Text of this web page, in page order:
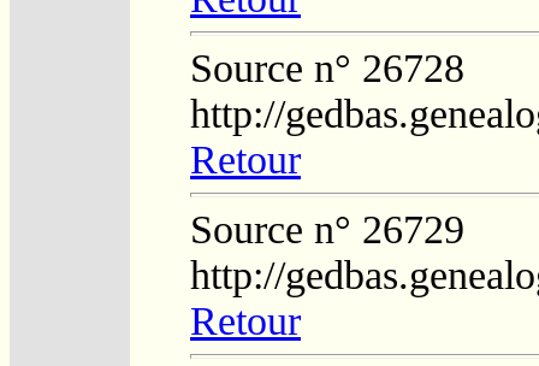
Source n° 26728
http://
Retour
Source n° 26729
http://
Retour